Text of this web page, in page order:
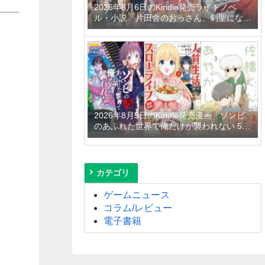
2026年8月6日のKindle発売ライトノベ
ル・小説「片田舎のおっさん、剣聖になる
11 ～ただの田舎の剣術師範だったのに、
大成した弟子たちが俺を放ってくれない件
～」「拾ったものは大切にしましょう ～
子狼に気に入られた男の転移物語～ 6巻」
「とあるおっさんのVRMMO活動記 34
巻」など
2026年8月5日のKindle発売漫画「ゾンビ
のあふれた世界で俺だけが襲われない 5
巻」「人質生活から始めるスローライフ
おかわり！ 1巻」「佐橋くんのあやかし日
カテゴリ
ゲームニュース
コラム/レビュー
電子書籍